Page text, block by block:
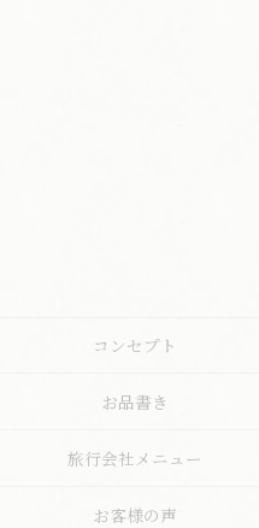
コンセプト
お品書き
旅行会社メニュー
お客様の声